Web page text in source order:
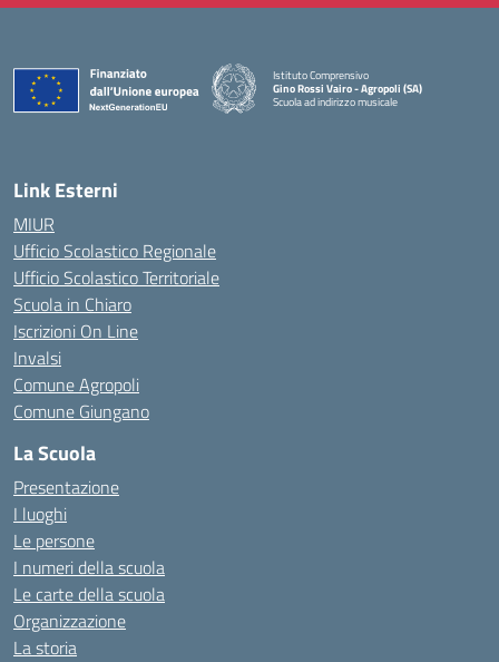
Istituto Comprensivo
Gino Rossi Vairo - Agropoli (SA)
Scuola ad indirizzo musicale
Link Esterni
MIUR
Ufficio Scolastico Regionale
Ufficio Scolastico Territoriale
Scuola in Chiaro
Iscrizioni On Line
Invalsi
Comune Agropoli
Comune Giungano
La Scuola
Presentazione
I luoghi
Le persone
I numeri della scuola
Le carte della scuola
Organizzazione
La storia